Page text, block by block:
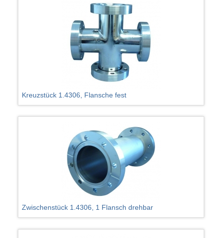
Kreuzstück 1.4306, Flansche fest
Zwischenstück 1.4306, 1 Flansch drehbar